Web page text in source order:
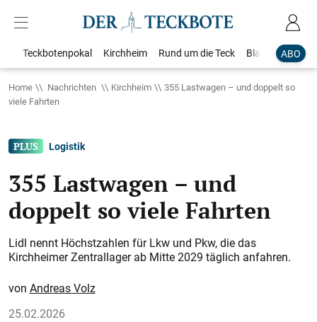
ABO
Teckbotenpokal Kirchheim Rund um die Teck Blaulicht
Home Nachrichten Kirchheim
355 Lastwagen – und doppelt so
viele Fahrten
Logistik
355 Lastwagen – und
doppelt so viele Fahrten
Lidl nennt Höchstzahlen für Lkw und Pkw, die das
Kirchheimer Zentrallager ab Mitte 2029 täglich anfahren.
Andreas Volz
25.02.2026